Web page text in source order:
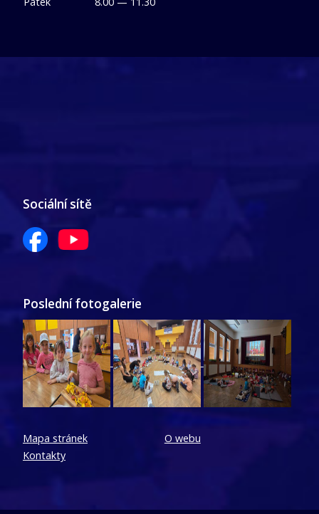
Sociální sítě
Poslední fotogalerie
Mapa stránek
Kontakty
O webu